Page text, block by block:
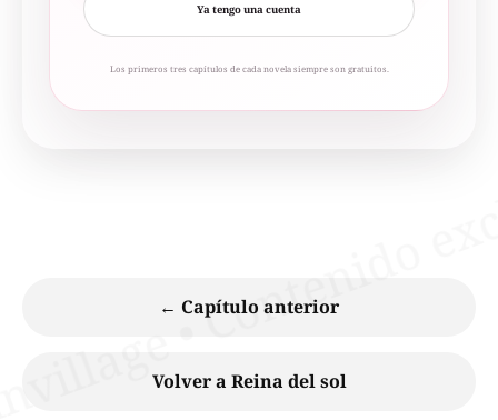
Ya tengo una cuenta
Los primeros tres capítulos de cada novela siempre son gratuitos.
← Capítulo anterior
Volver a Reina del sol